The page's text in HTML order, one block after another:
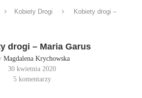
Kobiety Drogi
Kobiety drogi –
drogi – Maria Garus
Magdalena Krychowska
30 kwietnia 2020
5 komentarzy